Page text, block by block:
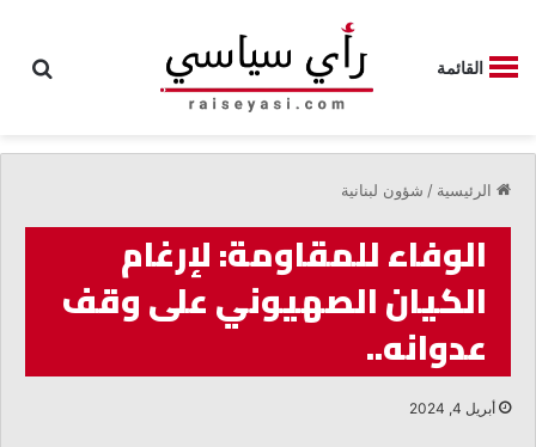
القائمة
الرئيسية / شؤون لبنانية
الوفاء للمقاومة: لإرغام
الكيان الصهيوني على وقف
عدوانه..
أبريل 4, 2024